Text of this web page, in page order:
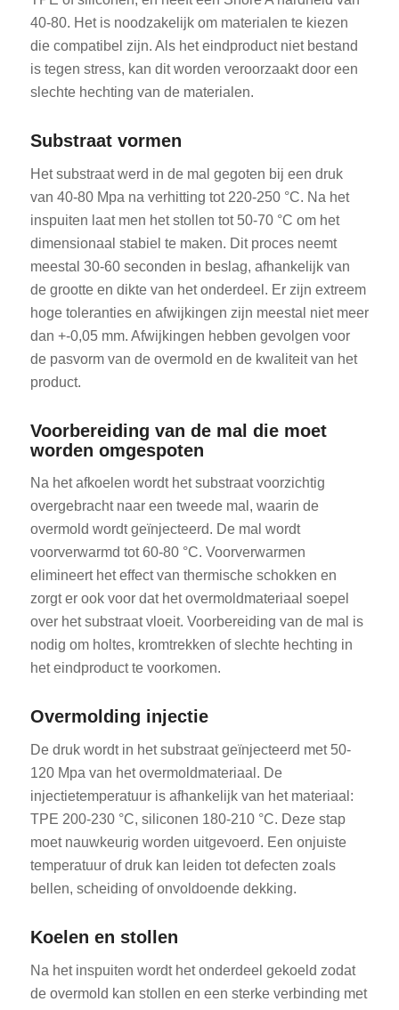
40-80. Het is noodzakelijk om materialen te kiezen
die compatibel zijn. Als het eindproduct niet bestand
is tegen stress, kan dit worden veroorzaakt door een
slechte hechting van de materialen.
Substraat vormen
Het substraat werd in de mal gegoten bij een druk
van 40-80 Mpa na verhitting tot 220-250 °C. Na het
inspuiten laat men het stollen tot 50-70 °C om het
dimensionaal stabiel te maken. Dit proces neemt
meestal 30-60 seconden in beslag, afhankelijk van
de grootte en dikte van het onderdeel. Er zijn extreem
hoge toleranties en afwijkingen zijn meestal niet meer
dan +-0,05 mm. Afwijkingen hebben gevolgen voor
de pasvorm van de overmold en de kwaliteit van het
product.
Voorbereiding van de mal die moet
worden omgespoten
Na het afkoelen wordt het substraat voorzichtig
overgebracht naar een tweede mal, waarin de
overmold wordt geïnjecteerd. De mal wordt
voorverwarmd tot 60-80 °C. Voorverwarmen
elimineert het effect van thermische schokken en
zorgt er ook voor dat het overmoldmateriaal soepel
over het substraat vloeit. Voorbereiding van de mal is
nodig om holtes, kromtrekken of slechte hechting in
het eindproduct te voorkomen.
Overmolding injectie
De druk wordt in het substraat geïnjecteerd met 50-
120 Mpa van het overmoldmateriaal. De
injectietemperatuur is afhankelijk van het materiaal:
TPE 200-230 °C, siliconen 180-210 °C. Deze stap
moet nauwkeurig worden uitgevoerd. Een onjuiste
temperatuur of druk kan leiden tot defecten zoals
bellen, scheiding of onvoldoende dekking.
Koelen en stollen
Na het inspuiten wordt het onderdeel gekoeld zodat
de overmold kan stollen en een sterke verbinding met